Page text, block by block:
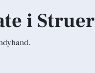
i Struer